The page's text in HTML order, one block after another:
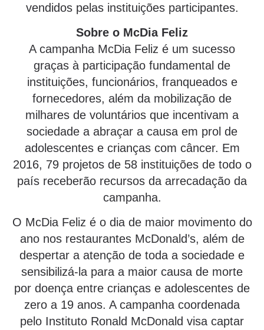
vendidos pelas instituições participantes.
Sobre o McDia Feliz
A campanha McDia Feliz é um sucesso
graças à participação fundamental de
instituições, funcionários, franqueados e
fornecedores, além da mobilização de
milhares de voluntários que incentivam a
sociedade a abraçar a causa em prol de
adolescentes e crianças com câncer. Em
2016, 79 projetos de 58 instituições de todo o
país receberão recursos da arrecadação da
campanha.
O McDia Feliz é o dia de maior movimento do
ano nos restaurantes McDonald’s, além de
despertar a atenção de toda a sociedade e
sensibilizá-la para a maior causa de morte
por doença entre crianças e adolescentes de
zero a 19 anos. A campanha coordenada
pelo Instituto Ronald McDonald visa captar